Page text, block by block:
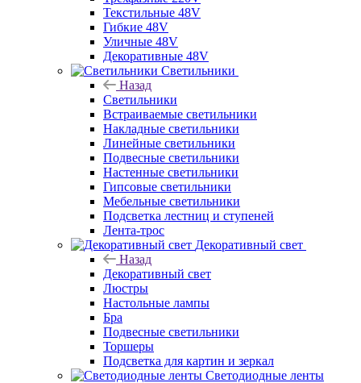
Текстильные 48V
Гибкие 48V
Уличные 48V
Декоративные 48V
Светильники
Назад
Светильники
Встраиваемые светильники
Накладные светильники
Линейные светильники
Подвесные светильники
Настенные светильники
Гипсовые светильники
Мебельные светильники
Подсветка лестниц и ступеней
Лента-трос
Декоративный свет
Назад
Декоративный свет
Люстры
Настольные лампы
Бра
Подвесные светильники
Торшеры
Подсветка для картин и зеркал
Светодиодные ленты